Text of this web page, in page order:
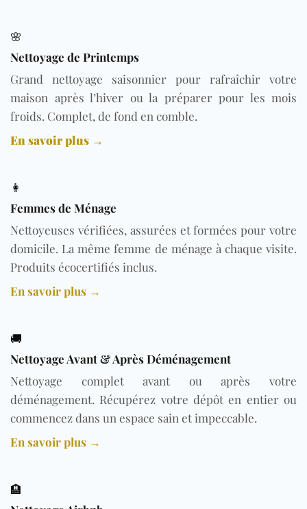
🌸
Nettoyage de Printemps
Grand nettoyage saisonnier pour rafraîchir votre
maison après l’hiver ou la préparer pour les mois
froids. Complet, de fond en comble.
En savoir plus →
👩
Femmes de Ménage
Nettoyeuses vérifiées, assurées et formées pour votre
domicile. La même femme de ménage à chaque visite.
Produits écocertifiés inclus.
En savoir plus →
🚚
Nettoyage Avant & Après Déménagement
Nettoyage complet avant ou après votre
déménagement. Récupérez votre dépôt en entier ou
commencez dans un espace sain et impeccable.
En savoir plus →
🏨